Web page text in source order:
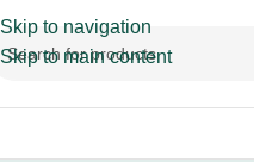
Skip to navigation
Skip to main content